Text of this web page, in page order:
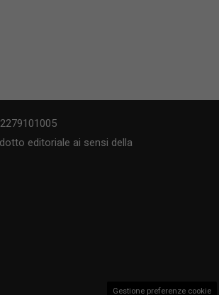
editoriale ai sensi della
Gestione preferenze cookie